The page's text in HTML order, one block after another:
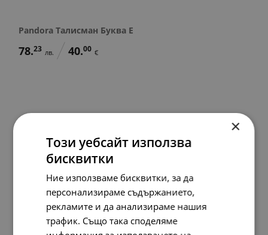
Pandora Талисман Буква Е
78.23 лв. 40.00 €
×
Този уебсайт използва
бисквитки
Ние използваме бисквитки, за да
персонализираме съдържанието,
рекламите и да анализираме нашия
трафик. Също така споделяме